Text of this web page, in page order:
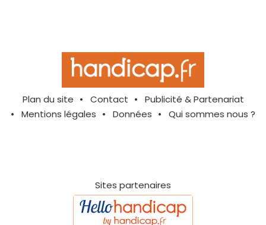
Plan du site Contact
Publicité & Partenariat
Mentions légales
Données Qui sommes nous ?
Sites partenaires